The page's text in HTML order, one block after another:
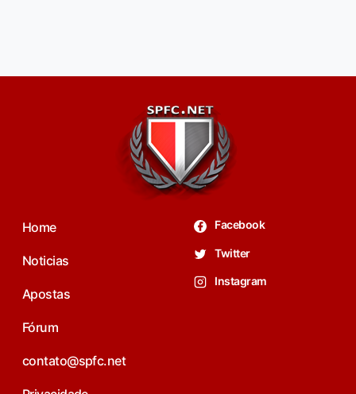
Home
Noticias
Apostas
Fórum
contato@spfc.net
Facebook
Twitter
Instagram